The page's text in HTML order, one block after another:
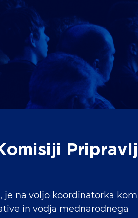
je na voljo koordinatorka
in vodja mednarodnega